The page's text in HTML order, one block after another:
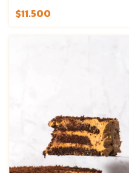
$11.500